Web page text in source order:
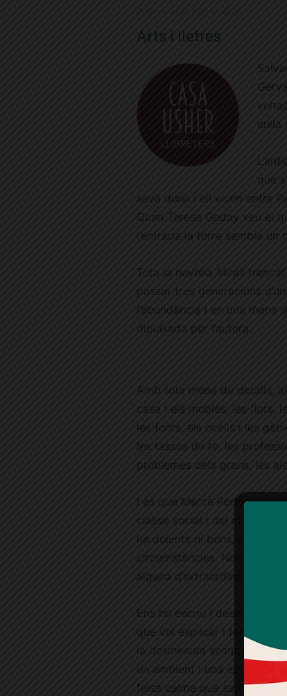
Arts i lletres
enllà
que
seva dona i ell viuen entre
Quan Teresa Goday veu el
l’entrada la torre sembla un
Tota la novel·la Mirall trencat
passar tres generacions
l’abundància i en una
dibuixada per l’autora.
Amb tota mena de detalls,
casa i els mobles, les flors,
les fonts, els ocells i les
les tasses de te, les
problemes dels grans, les
I és que Mercè Rodoreda
classe social i del moment i
ha dolents ni bons, o tots
circumstàncies.
alguna d’extraordinària.
Ens ho escriu i descriu
que vol explicar i fent-ho
la desmesura sempre li ha
un ambient i una època,
falsa calma que saps que